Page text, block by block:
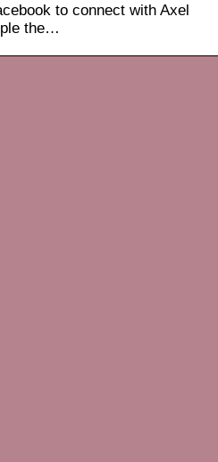
to connect with Axel
the…